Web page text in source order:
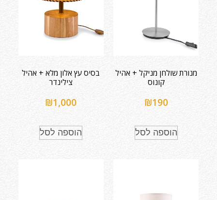
מנורת שולחן מניקל + אהיל
קונוס
₪190
הוספה לסל
בסיס עץ אלון מלא + אהיל
צילינדר
₪1,000
הוספה לסל